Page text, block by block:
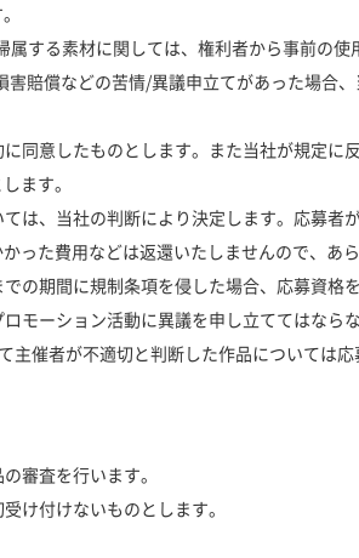
属する素材に関しては、権利者から事前の
賠償などの苦情/異議申立てがあった場合
同意したものとします。また当社が規定
ます。
は、当社の判断により決定します。応募
った費用などは返還いたしませんので、あ
の期間に規制条項を侵した場合、応募資格
モーション活動に異議を申し立ててはなら
主催者が不適切と判断した作品については
審査を行います。
け付けないものとします。